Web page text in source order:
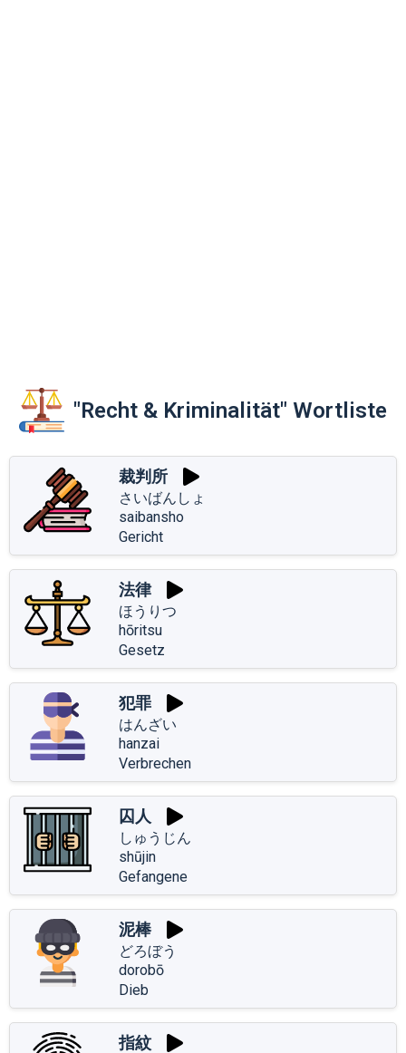
"Recht & Kriminalität" Wortliste
裁判所
さいばんしょ
saibansho
Gericht
法律
ほうりつ
hōritsu
Gesetz
犯罪
はんざい
hanzai
Verbrechen
囚人
しゅうじん
shūjin
Gefangene
泥棒
どろぼう
dorobō
Dieb
指紋